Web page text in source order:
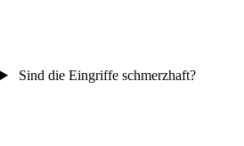
Sind die Eingriffe schmerzhaft?